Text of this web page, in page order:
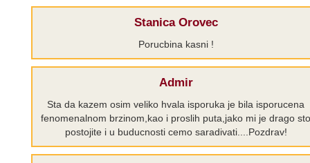
Stanica Orovec
Porucbina kasni !
Admir
Sta da kazem osim veliko hvala isporuka je bila isporucena
fenomenalnom brzinom,kao i proslih puta,jako mi je drago sto
postojite i u buducnosti cemo saradivati....Pozdrav!